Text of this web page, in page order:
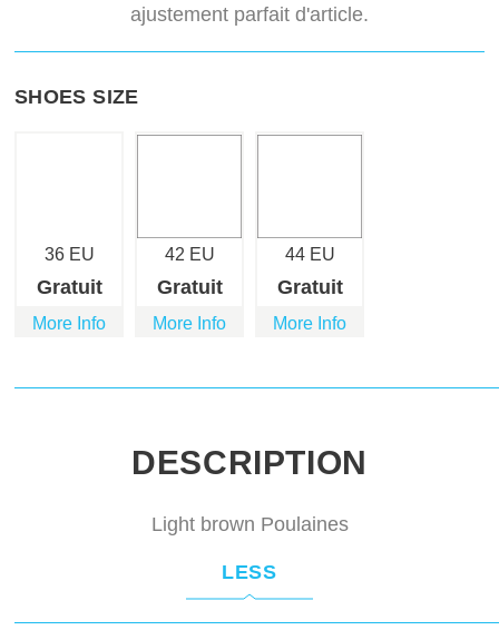
ajustement parfait d'article.
SHOES SIZE
36 EU
Gratuit
More Info
42 EU
Gratuit
More Info
44 EU
Gratuit
More Info
DESCRIPTION
Light brown Poulaines
LESS